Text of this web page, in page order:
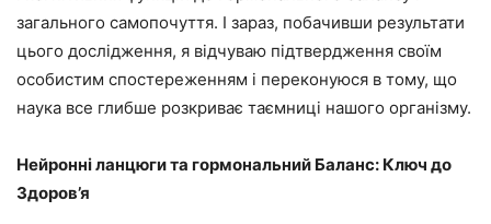
загального самопочуття. І зараз, побачивши результати
цього дослідження, я відчуваю підтвердження своїм
особистим спостереженням і переконуюся в тому, що
наука все глибше розкриває таємниці нашого організму.
Нейронні ланцюги та гормональний Баланс: Ключ до
Здоров’я